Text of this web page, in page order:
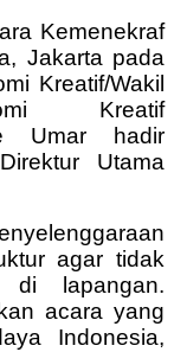
Kemenekraf
Jakarta pada
Kreatif/Wakil
Kreatif
Umar hadir
Utama
agar tidak
di lapangan.
acara yang
Indonesia,